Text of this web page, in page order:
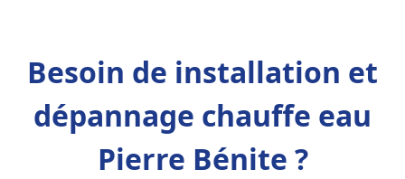
Besoin de installation et
dépannage chauffe eau
Pierre Bénite ?